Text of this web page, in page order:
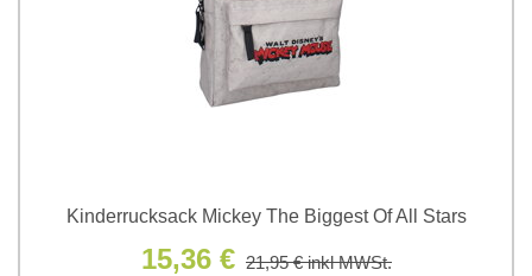
Kinderrucksack Mickey The Biggest Of All Stars
15,36 € 21,95 €inkl MWSt.